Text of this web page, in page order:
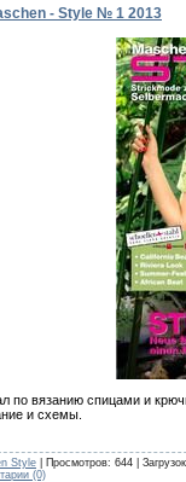
- Style № 1 2013
по вязанию спицами и
и схемы.
Style | Просмотров: 644 |
(0)